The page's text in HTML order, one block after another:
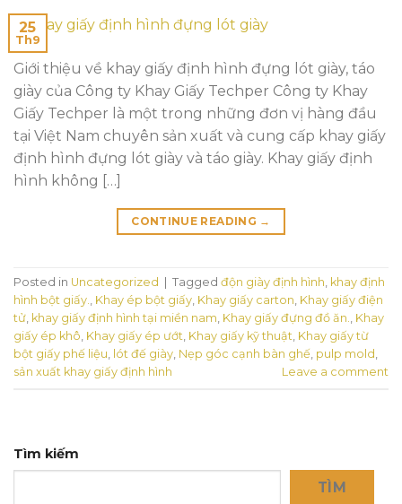
25
Th9
Giới thiệu về khay giấy định hình đựng lót giày, táo
giày của Công ty Khay Giấy Techper Công ty Khay
Giấy Techper là một trong những đơn vị hàng đầu
tại Việt Nam chuyên sản xuất và cung cấp khay giấy
định hình đựng lót giày và táo giày. Khay giấy định
hình không […]
CONTINUE READING →
Posted in Uncategorized Tagged độn giày định hình, khay định
hình bột giấy., Khay ép bột giấy, Khay giấy carton, Khay giấy điện
tử, khay giấy định hình tại miền nam, Khay giấy đựng đồ ăn., Khay
giấy ép khô, Khay giấy ép ướt, Khay giấy kỹ thuật, Khay giấy từ
bột giấy phế liệu, lót đế giày, Nẹp góc cạnh bàn ghế, pulp mold ,
sản xuất khay giấy định hình
Leave a comment
Tìm kiếm
TÌM